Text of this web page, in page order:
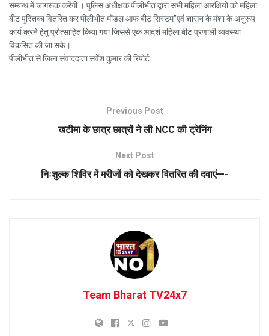
सम्बन्ध में जागरूक करेंगी । पुलिस अधीक्षक पीलीभीत द्वारा सभी महिला आरक्षियों को महिला
बीट पुस्तिका वितरित कर पीलीभीत मॉडल आफ बीट सिस्टम”एवं शासन के मंशा के अनुरूप
कार्य करने हेतु प्रोत्साहित किया गया जिससे एक आदर्श महिला बीट प्रणाली व्यवस्था
विकसित की जा सके।
पीलीभीत से जिला संवाददाता सर्वेश कुमार की रिपोर्ट
Previous Post
खटीमा के छात्र छात्रों ने ली NCC की ट्रेनिंग
Next Post
निःशुल्क शिविर में मरीजों को देखकर वितरित की दवाएं—-
Team Bharat TV24x7